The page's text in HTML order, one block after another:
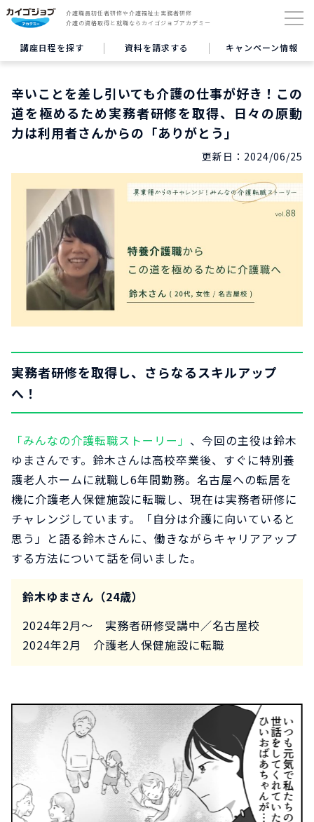
介護職員初任者研修や介護福祉士実務者研修
介護の資格取得と就職ならカイゴジョブアカデミー
講座日程を探す 資料を請求する キャンペーン情報
辛いことを差し引いても介護の仕事が好き！この
道を極めるため実務者研修を取得、日々の原動
力は利用者さんからの「ありがとう」
更新日： 2024/06/25
実務者研修を取得し、さらなるスキルアップ
へ！
「みんなの介護転職ストーリー」 、今回の主役は鈴木
ゆまさんです。鈴木さんは高校卒業後、すぐに特別養
護老人ホームに就職し6年間勤務。名古屋への転居を
機に介護老人保健施設に転職し、現在は実務者研修に
チャレンジしています。「自分は介護に向いていると
思う」と語る鈴木さんに、働きながらキャリアアップ
する方法について話を伺いました。
鈴木ゆまさん（24歳）
2024年2月～ 実務者研修受講中／名古屋校
2024年2月 介護老人保健施設に転職